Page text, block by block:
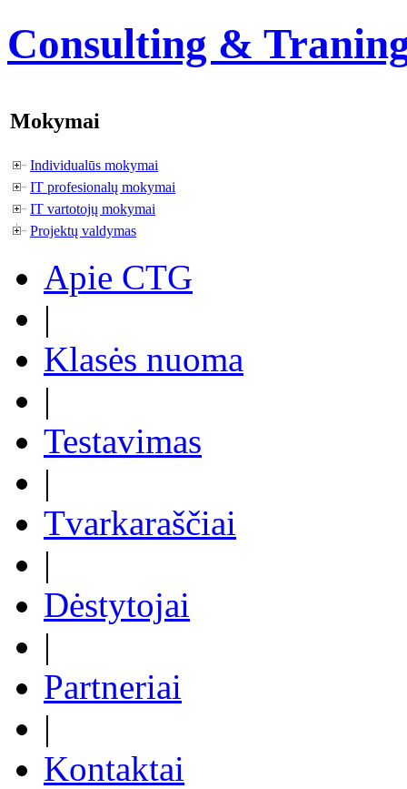
Consulting &
Mokymai
Individualūs mokymai
IT profesionalų mokymai
IT vartotojų mokymai
Projektų valdymas
Apie CTG
|
Klasės nuoma
|
Testavimas
|
Tvarkaraščiai
|
Dėstytojai
|
Partneriai
|
Kontaktai